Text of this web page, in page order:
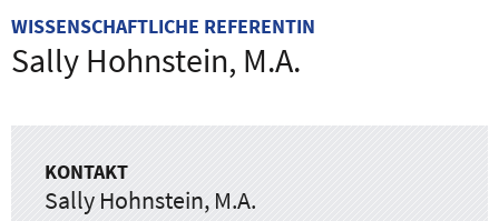
WISSENSCHAFTLICHE REFERENTIN
Sally Hohnstein, M.A.
KONTAKT
Sally Hohnstein, M.A.